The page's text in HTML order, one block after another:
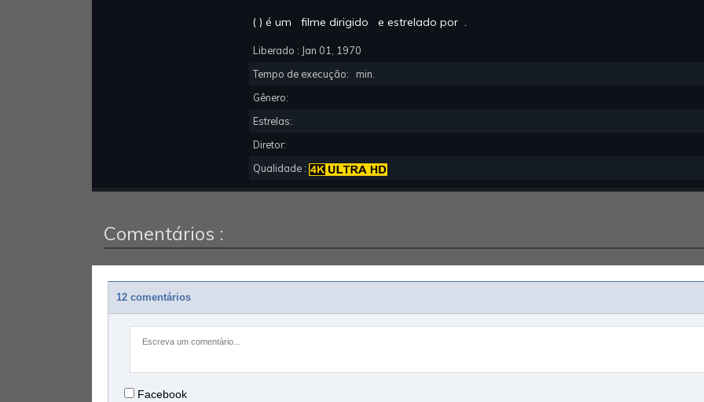
( ) é um filme dirigido e estrelado por .
Liberado : Jan 01, 1970
Tempo de execução:
min.
Gênero:
Estrelas:
Diretor:
Qualidade :
Comentários :
12 comentários
Facebook